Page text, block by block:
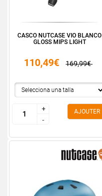
CASCO NUTCASE VIO BLANCO
GLOSS MIPS LIGHT
110,49€ 169,99€
+
-
+
-
AJOUTER